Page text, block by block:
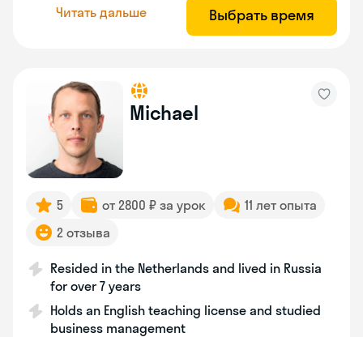
Читать дальше Выбрать время
Michael
5 от 2800 ₽ за урок
11 лет опыта
2 отзыва
Resided in the Netherlands and lived in Russia
for over 7 years
Holds an English teaching license and studied
business management